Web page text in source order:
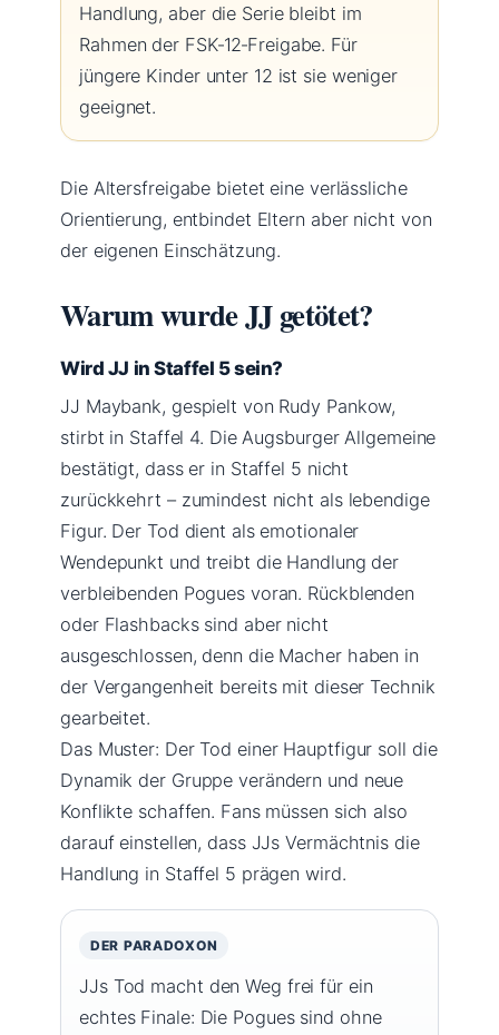
Handlung, aber die Serie bleibt im
Rahmen der FSK‑12‑Freigabe. Für
jüngere Kinder unter 12 ist sie weniger
geeignet.
Die Altersfreigabe bietet eine verlässliche
Orientierung, entbindet Eltern aber nicht von
der eigenen Einschätzung.
Warum wurde JJ getötet?
Wird JJ in Staffel 5 sein?
JJ Maybank, gespielt von Rudy Pankow,
stirbt in Staffel 4. Die Augsburger Allgemeine
bestätigt, dass er in Staffel 5 nicht
zurückkehrt – zumindest nicht als lebendige
Figur. Der Tod dient als emotionaler
Wendepunkt und treibt die Handlung der
verbleibenden Pogues voran. Rückblenden
oder Flashbacks sind aber nicht
ausgeschlossen, denn die Macher haben in
der Vergangenheit bereits mit dieser Technik
gearbeitet.
Das Muster: Der Tod einer Hauptfigur soll die
Dynamik der Gruppe verändern und neue
Konflikte schaffen. Fans müssen sich also
darauf einstellen, dass JJs Vermächtnis die
Handlung in Staffel 5 prägen wird.
DER PARADOXON
JJs Tod macht den Weg frei für ein
echtes Finale: Die Pogues sind ohne